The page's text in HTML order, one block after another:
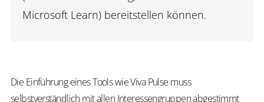
Microsoft Learn) bereitstellen können.
Die Einführung eines Tools wie Viva Pulse muss
selbstverständlich mit allen Interessengruppen abgestimmt